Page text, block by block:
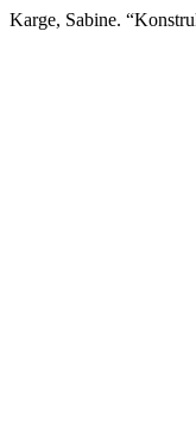
Karge, Sabine.